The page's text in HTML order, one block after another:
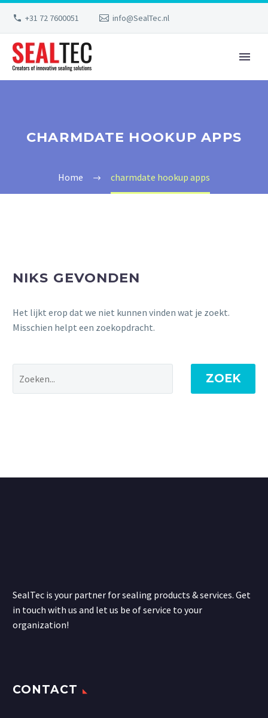
+31 72 7600051 info@SealTec.nl
CHARMDATE HOOKUP APPS
Home charmdate hookup apps
NIKS GEVONDEN
Het lijkt erop dat we niet kunnen vinden wat je zoekt.
Misschien helpt een zoekopdracht.
ZOEK
SealTec is your partner for sealing products & services. Get
in touch with us and let us be of service to your
organization!
CONTACT